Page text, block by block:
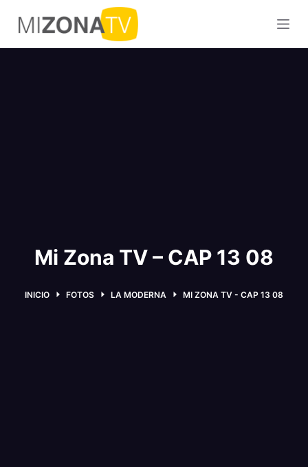
S
a
l
Mi Zona TV – CAP 13 08
INICIO FOTOS LA MODERNA MI ZONA TV - CAP 13 08